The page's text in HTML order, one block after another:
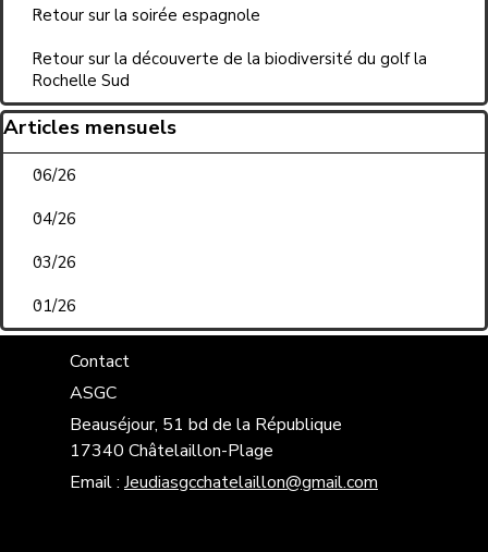
Retour sur la soirée espagnole
Retour sur la découverte de la biodiversité du golf la
Rochelle Sud
Sauter le bloc Articles mensuels
Articles mensuels
06/26
04/26
03/26
01/26
Contact
ASGC
Beauséjour, 51 bd de la République
17340 Châtelaillon-Plage
Email : Jeudiasgcchatelaillon@gmail.com